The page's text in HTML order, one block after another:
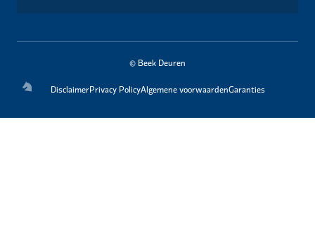
© Beek Deuren
DisclaimerPrivacy PolicyAlgemene voorwaardenGaranties